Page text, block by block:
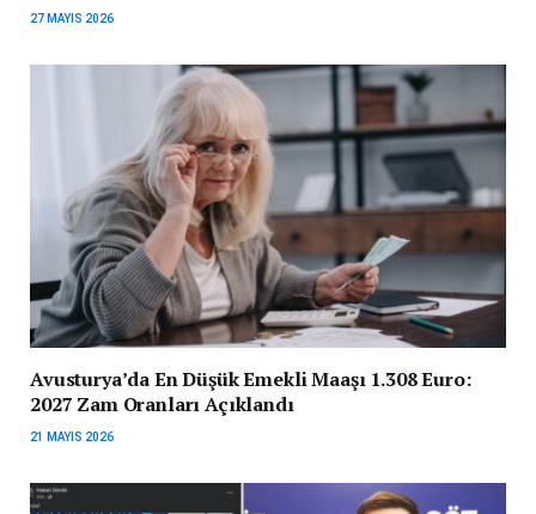
27 MAYIS 2026
Avusturya’da En Düşük Emekli Maaşı 1.308 Euro:
2027 Zam Oranları Açıklandı
21 MAYIS 2026